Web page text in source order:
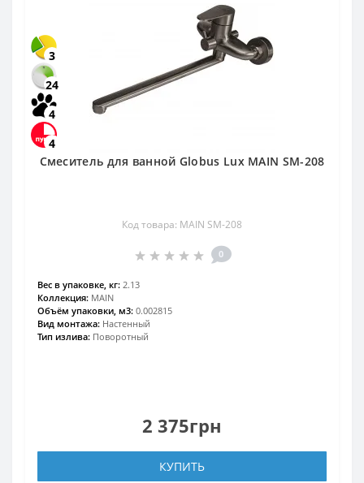
3
24
4
4
Смеситель для ванной Globus Lux MAIN SM-208
Код товара: MAIN SM-208
0
Вес в упаковке, кг: 2.13
Коллекция: MAIN
Объём упаковки, м3: 0.002815
Вид монтажа: Настенный
Тип излива: Поворотный
2 375грн
КУПИТЬ